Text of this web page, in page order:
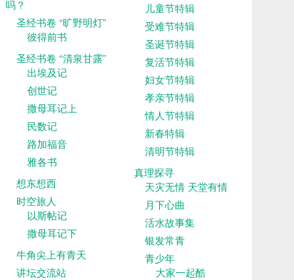
吗？
圣经书卷 “旷野明灯”
彼得前书
圣经书卷 “清泉甘露”
出埃及记
创世记
撒母耳记上
民数记
路加福音
雅各书
想东想西
时空旅人
以斯帖记
撒母耳记下
牛角尖上有青天
讲坛交流站
儿童节特辑
受难节特辑
圣诞节特辑
复活节特辑
妇女节特辑
孝亲节特辑
情人节特辑
新春特辑
清明节特辑
真理探寻
天灾无情 天堂有情
月下心曲
活水故事集
银发常青
青少年
大家一起酷